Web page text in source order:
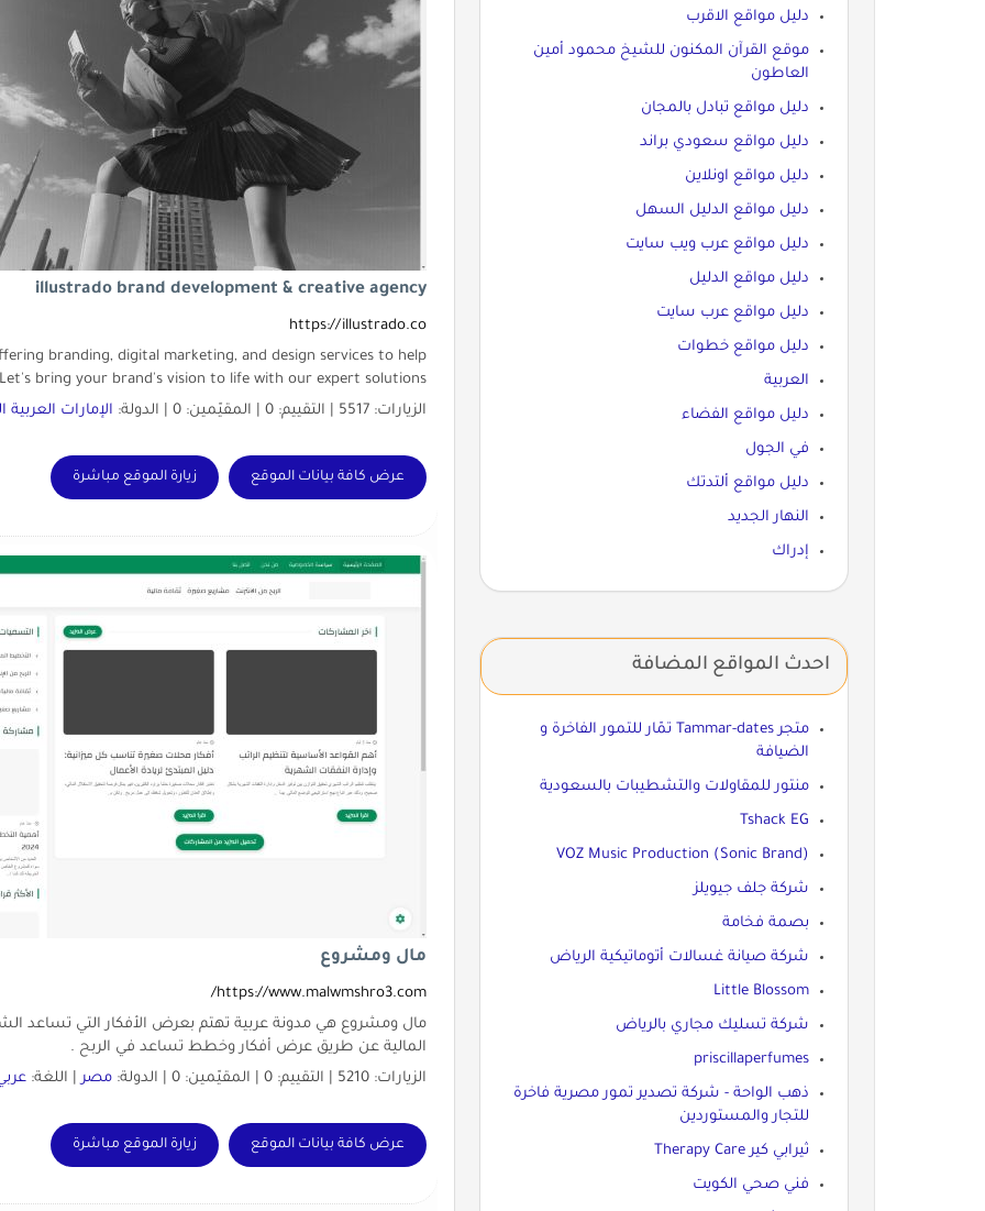
illustrado brand development & creative agency
https://illustrado.co
branding, digital marketing, and design services to help
bring your brand's vision to life with our expert solutions
الزيارات: 5517 | التقييم: 0 | المقيّمين: 0 | الدولة:
الإمارات العربية
عرض كافة بيانات الموقع زيارة الموقع مباشرة
مال ومشروع
https://www.malwmshro3.com/
مال ومشروع هي مدونة عربية تهتم بعرض الأفكار التي
المالية عن طريق عرض أفكار وخطط تساعد في الربح .
الزيارات: 5210 | التقييم: 0 | المقيّمين: 0 | الدولة:
مصر | اللغة:
عرض كافة بيانات الموقع زيارة الموقع مباشرة
دليل مواقع الاقرب
موقع القرآن المكنون للشيخ محمود أمين
العاطون
دليل مواقع تبادل بالمجان
دليل مواقع سعودي براند
دليل مواقع اونلاين
دليل مواقع الدليل السهل
دليل مواقع عرب ويب سايت
دليل مواقع الدليل
دليل مواقع عرب سايت
دليل مواقع خطوات
العربية
دليل مواقع الفضاء
في الجول
دليل مواقع ألتدتك
النهار الجديد
إدراك
احدث المواقع المضافة
متجر Tammar-dates تمّار للتمور الفاخرة و
الضيافة
منتور للمقاولات والتشطيبات بالسعودية
Tshack EG
VOZ Music Production (Sonic Brand)
شركة جلف جيويلز
بصمة فخامة
شركة صيانة غسالات أتوماتيكية الرياض
Little Blossom
شركة تسليك مجاري بالرياض
priscillaperfumes
ذهب الواحة - شركة تصدير تمور مصرية فاخرة
للتجار والمستوردين
ثيرابي كير Therapy Care
فني صحي الكويت